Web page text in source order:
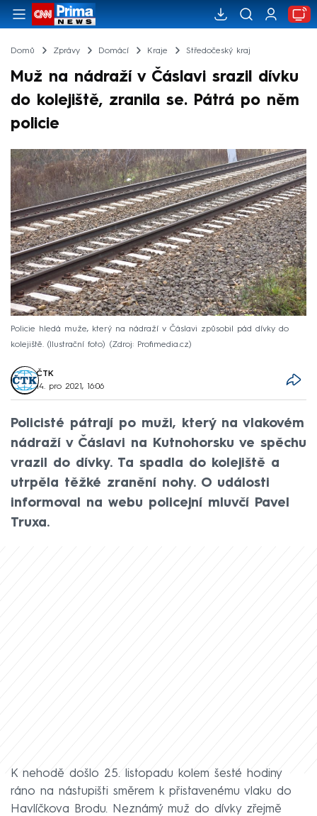
Domů Zprávy Domácí Kraje Středočeský kraj
Muž na nádraží v Čáslavi srazil dívku
do kolejiště, zranila se. Pátrá po něm
policie
Policie hledá muže, který na nádraží v Čáslavi způsobil pád dívky do
kolejiště. (Ilustrační foto)
Zdroj: Profimedia.cz
ČTK
14. pro 2021, 16:06
Policisté pátrají po muži, který na vlakovém
nádraží v Čáslavi na Kutnohorsku ve spěchu
vrazil do dívky. Ta spadla do kolejiště a
utrpěla těžké zranění nohy. O události
informoval na webu policejní mluvčí Pavel
Truxa.
K nehodě došlo 25. listopadu kolem šesté hodiny
ráno na nástupišti směrem k přistavenému vlaku do
Havlíčkova Brodu. Neznámý muž do dívky zřejmě